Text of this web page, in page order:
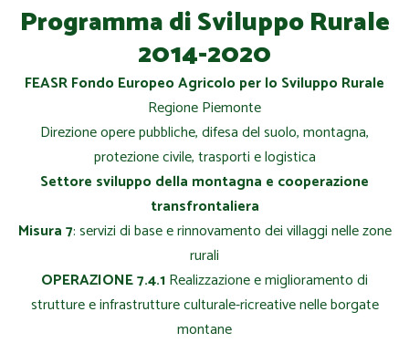
Programma di Sviluppo Rurale
2014-2020
FEASR Fondo Europeo Agricolo per lo Sviluppo Rurale
Regione Piemonte
Direzione opere pubbliche, difesa del suolo, montagna,
protezione civile, trasporti e logistica
Settore sviluppo della montagna e cooperazione
transfrontaliera
Misura 7: servizi di base e rinnovamento dei villaggi nelle zone
rurali
OPERAZIONE 7.4.1Realizzazione e miglioramento di
strutture e infrastrutture culturale-ricreative nelle borgate
montane